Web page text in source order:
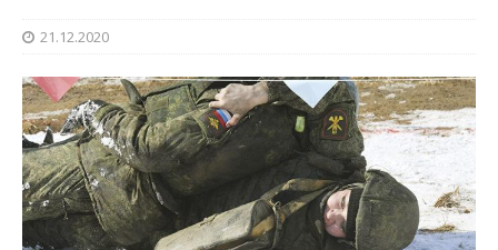
21.12.2020